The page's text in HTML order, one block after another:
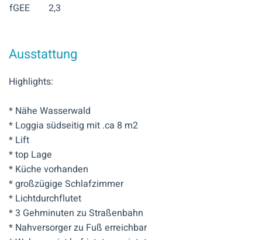
fGEE
2,3
Ausstattung
Highlights:
* Nähe Wasserwald
* Loggia südseitig mit .ca 8 m2
* Lift
* top Lage
* Küche vorhanden
* großzügige Schlafzimmer
* Lichtdurchflutet
* 3 Gehminuten zu Straßenbahn
* Nahversorger zu Fuß erreichbar